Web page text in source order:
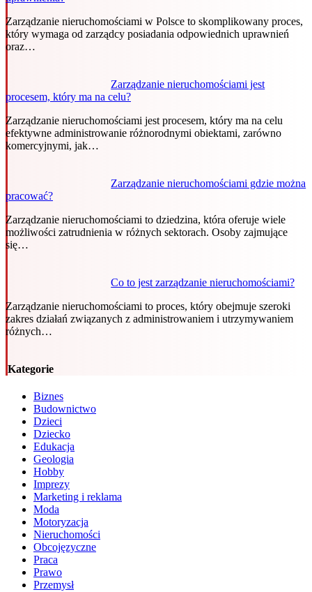
Zarządzanie nieruchomościami w Polsce to skomplikowany proces,
który wymaga od zarządcy posiadania odpowiednich uprawnień
oraz…
Zarządzanie nieruchomościami jest
procesem, który ma na celu?
Zarządzanie nieruchomościami jest procesem, który ma na celu
efektywne administrowanie różnorodnymi obiektami, zarówno
komercyjnymi, jak…
Zarządzanie nieruchomościami gdzie można
pracować?
Zarządzanie nieruchomościami to dziedzina, która oferuje wiele
możliwości zatrudnienia w różnych sektorach. Osoby zajmujące
się…
Co to jest zarządzanie nieruchomościami?
Zarządzanie nieruchomościami to proces, który obejmuje szeroki
zakres działań związanych z administrowaniem i utrzymywaniem
różnych…
Kategorie
Biznes
Budownictwo
Dzieci
Dziecko
Edukacja
Geologia
Hobby
Imprezy
Marketing i reklama
Moda
Motoryzacja
Nieruchomości
Obcojęzyczne
Praca
Prawo
Przemysł